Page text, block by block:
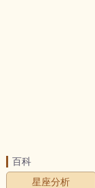
百科
星座分析